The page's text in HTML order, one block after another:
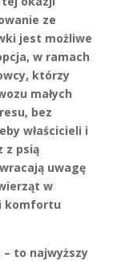
ze
jest możliwe
w ramach
którzy
małych
bez
właścicieli i
z psią
uwagę
w
komfortu
– to najwyższy